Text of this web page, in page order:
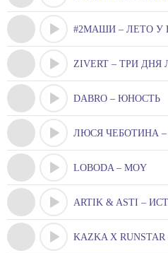
#2МАШИ – ЛЕТО У
ZIVERT – ТРИ
DABRO – ЮНОСТЬ
ЛЮСЯ ЧЕБОТИНА
LOBODA – MOY
ARTIK & ASTI –
KAZKA X